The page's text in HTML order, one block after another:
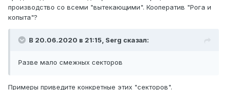
производство со всеми "вытекающими". Кооператив "Рога и
копыта"?
В 20.06.2020 в 21:15, Serg сказал:
Разве мало смежных секторов
Примеры приведите конкретные этих "секторов".